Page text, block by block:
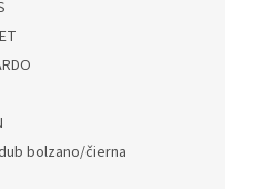
bolzano/čierna